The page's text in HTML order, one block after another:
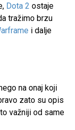
Dota 2 ostaje
tražimo brzu
i dalje
na onaj koji
zato su opis
važniji od same